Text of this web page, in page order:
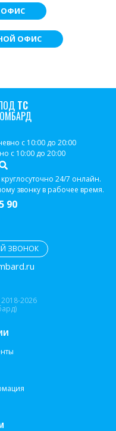
ОФИС
ОФИС
ТС
с 10:00 до 20:00
с 10:00 до 20:00
24/7 онлайн.
звонку в рабочее время.
90
ЗВОНОК
2026